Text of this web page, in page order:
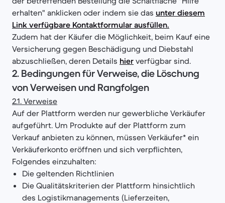
erhalten" anklicken oder indem sie das unter diesem
Link verfügbare Kontaktformular ausfüllen.
Zudem hat der Käufer die Möglichkeit, beim Kauf eine
Versicherung gegen Beschädigung und Diebstahl
abzuschließen, deren Details hier verfügbar sind.
2. Bedingungen für Verweise, die Löschung
von Verweisen und Rangfolgen
2.1. Verweise
Auf der Plattform werden nur gewerbliche Verkäufer
aufgeführt. Um Produkte auf der Plattform zum
Verkauf anbieten zu können, müssen Verkäufer* ein
Verkäuferkonto eröffnen und sich verpflichten,
Folgendes einzuhalten:
Die geltenden Richtlinien
Die Qualitätskriterien der Plattform hinsichtlich
des Logistikmanagements (Lieferzeiten,